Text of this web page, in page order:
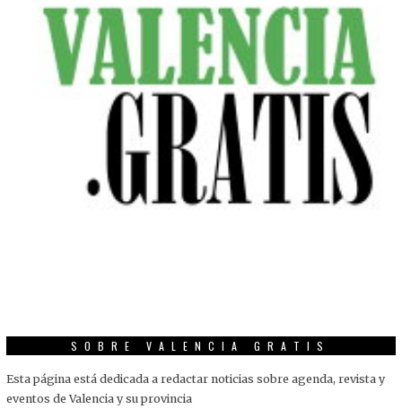
SOBRE VALENCIA GRATIS
Esta página está dedicada a redactar noticias sobre agenda, revista y
eventos de Valencia y su provincia